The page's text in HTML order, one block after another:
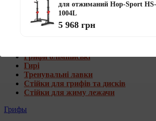
Диски та набори
Гантелі
Грифи олімпійські
Гирі
Тренувальні лавки
Стійки для грифів та дисків
Стійки для жиму лежачи
Грифы
для отжиманий Hop-Sport HS-
1004L
5 968 грн